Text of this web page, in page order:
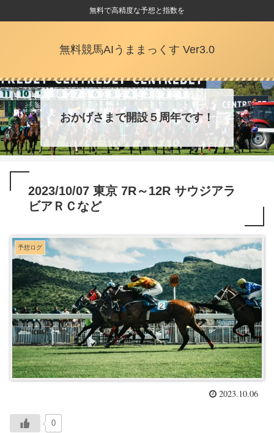
無料で高精度な予想と指数を
無料競馬AIうままっくす Ver3.0
おかげさまで開設５周年です！
2023/10/07 東京 7R～12R サウジアラ
ビアＲＣなど
予想ログ
2023.10.06
0